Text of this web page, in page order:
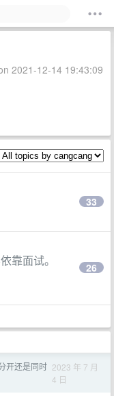
2021-12-14 19:43:09
33
靠面试。
26
开还是同时 2023 年 7 月
4 日